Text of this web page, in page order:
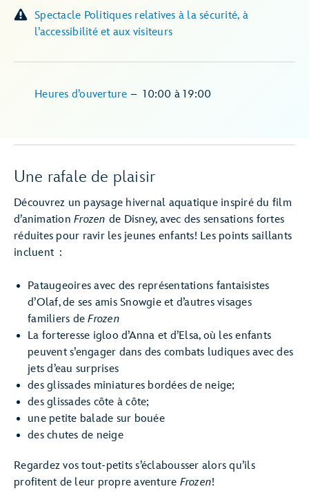
Spectacle Politiques relatives à la sécurité, à
l’accessibilité et aux visiteurs
Heures d’ouverture –10:00 à 19:00
Une rafale de plaisir
Découvrez un paysage hivernal aquatique inspiré du film
d’animation Frozen de Disney, avec des sensations fortes
réduites pour ravir les jeunes enfants! Les points saillants
incluent :
Pataugeoires avec des représentations fantaisistes
d’Olaf, de ses amis Snowgie et d’autres visages
familiers deFrozen
La forteresse igloo d’Anna et d’Elsa, où les enfants
peuvent s’engager dans des combats ludiques avec des
jets d’eau surprises
des glissades miniatures bordées de neige;
des glissades côte à côte;
une petite balade sur bouée
des chutes de neige
Regardez vos tout-petits s’éclabousser alors qu’ils
profitent de leur propre aventure Frozen!